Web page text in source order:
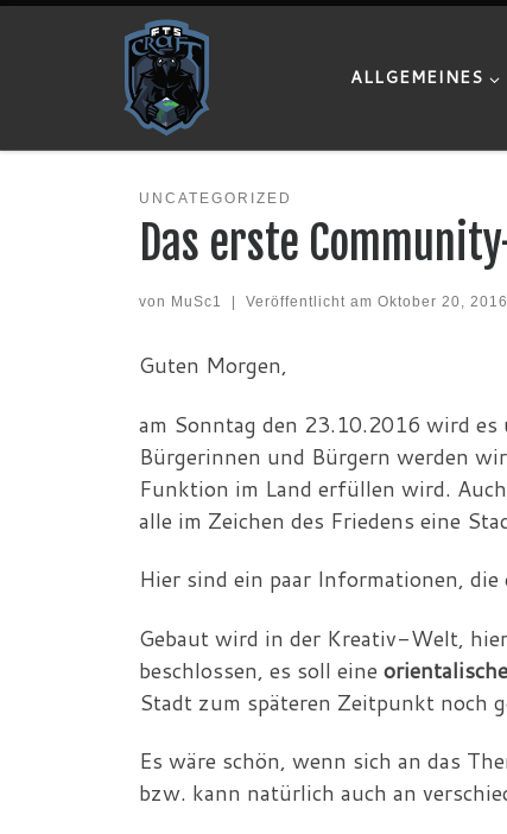
Zum Inhalt springen
ALLGEMEINES
UNCATEGORIZED
Das erste
von MuSc1 Veröffentlicht am Oktober 20, 2016
Guten Morgen,
am Sonntag den 23.10.2016 wird
Bürgerinnen und Bürgern werden
Funktion im Land erfüllen wird.
alle im Zeichen des Friedens eine
Hier sind ein paar Informationen,
Gebaut wird in der Kreativ-Welt,
beschlossen, es soll eine
Stadt zum späteren Zeitpunkt noch
Es wäre schön, wenn sich an das
bzw. kann natürlich auch an